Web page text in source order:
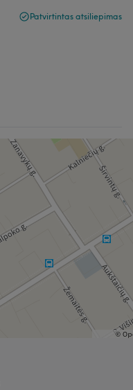
Patvirtintas atsiliepimas